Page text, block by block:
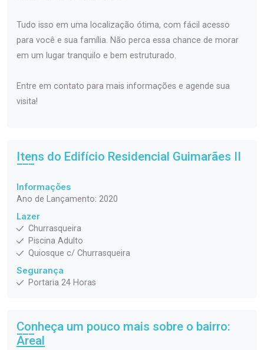
Tudo isso em uma localização ótima, com fácil acesso
para você e sua família. Não perca essa chance de morar
em um lugar tranquilo e bem estruturado.
Entre em contato para mais informações e agende sua
visita!
Itens do Edifício Residencial Guimarães II
Informações
Ano de Lançamento: 2020
Lazer
Churrasqueira
Piscina Adulto
Quiosque c/ Churrasqueira
Segurança
Portaria 24 Horas
Conheça um pouco mais sobre o bairro:
Areal